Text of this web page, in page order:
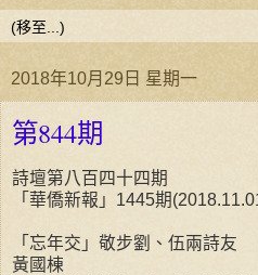
2018年10月29日 星期一
第844期
詩壇第八百四十四期
「華僑新報」1445期
「忘年交」敬步劉、伍兩詩友
黃國棟